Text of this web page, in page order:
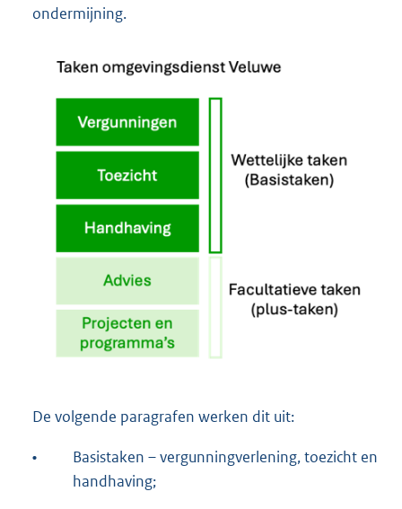
ondermijning.
De volgende paragrafen werken dit uit:
•
Basistaken – vergunningverlening, toezicht en
handhaving;